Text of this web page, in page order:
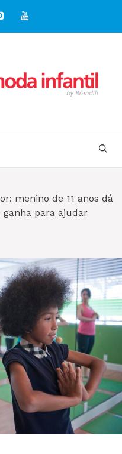
menino de 11 anos dá
ganha para ajudar